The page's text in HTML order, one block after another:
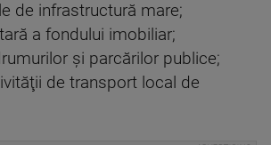
de infrastructură mare;
a fondului imobiliar;
şi parcărilor publice;
de transport local de